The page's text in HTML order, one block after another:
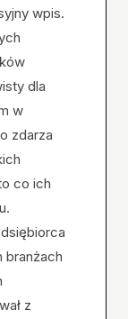
wpis.
dla
w
zdarza
co ich
branżach
z